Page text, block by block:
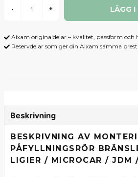
- + LÄGG I
Aixam originaldelar – kvalitet, passform och
Reservdelar som ger din Aixam samma
Beskrivning
BESKRIVNING AV
PÅFYLLNINGSRÖR
LIGIER / MICROCAR / JDM